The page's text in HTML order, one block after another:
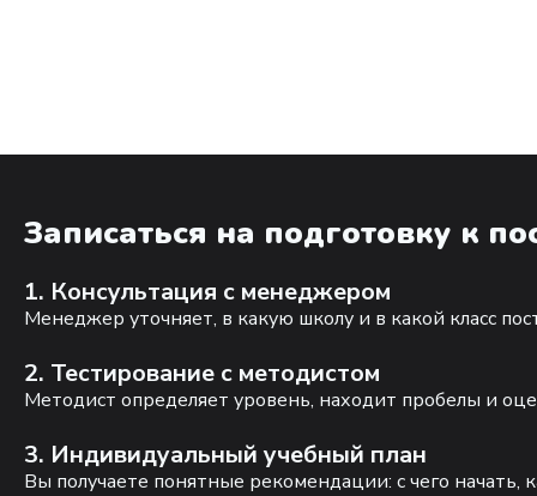
Записаться на подготовку к
1. Консультация с менеджером
Менеджер уточняет, в какую школу и в какой класс
2. Тестирование с методистом
Методист определяет уровень, находит пробелы и
3. Индивидуальный учебный план
Вы получаете понятные рекомендации: с чего начать,